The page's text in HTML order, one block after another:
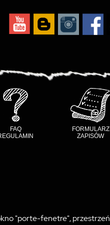
FAQ
FORMULARZ
ZAPISÓW
"porte-fenetre", przestrzeń